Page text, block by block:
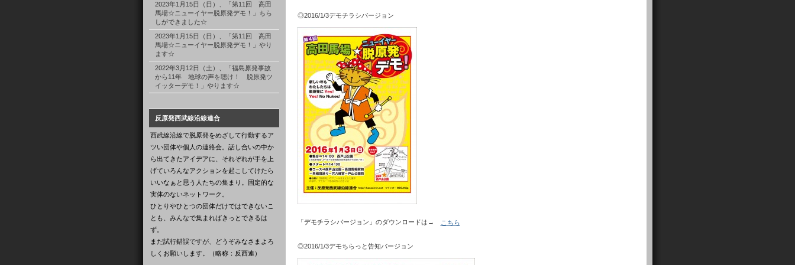
2023年1月15日（日）、「第11回 高田
馬場☆ニューイヤー脱原発デモ！」ちら
しができました☆
2023年1月15日（日）、「第11回 高田
馬場☆ニューイヤー脱原発デモ！」やり
ます☆
2022年3月12日（土）、「福島原発事故
から11年 地球の声を聴け！ 脱原発ツ
イッターデモ！」やります☆
反原発西武線沿線連合
西武線沿線で脱原発をめざして行動するア
ツい団体や個人の連絡会。話し合いの中か
ら出てきたアイデアに、それぞれが手を上
げていろんなアクションを起こしてけたら
いいなぁと思う人たちの集まり。固定的な
実体のないネットワーク。
ひとりやひとつの団体だけではできないこ
とも、みんなで集まればきっとできるは
ず。
まだ試行錯誤ですが、どうぞみなさまよろ
しくお願いします。（略称：反西連）
◎2016/1/3デモチラシバージョン
「デモチラシバージョン」のダウンロードは→ こちら
◎2016/1/3デモちらっと告知バージョン